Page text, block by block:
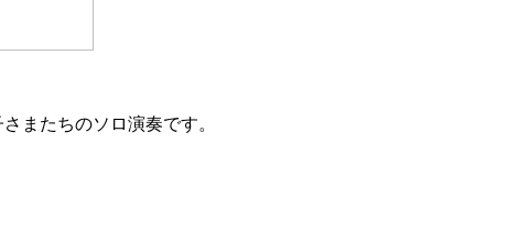
またちのソロ演奏です。